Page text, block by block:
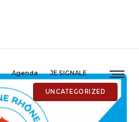
Agenda JE SIGNALE
UNCATEGORIZED